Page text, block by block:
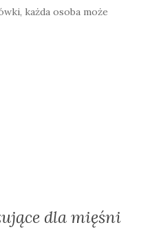
każda osoba może
dla mięśni